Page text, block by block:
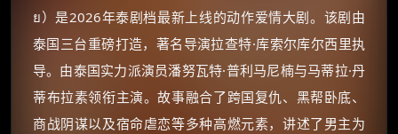
ย）是2026年泰剧档最新上线的动作爱情大剧。该剧由
泰国三台重磅打造，著名导演拉查特·库索尔库尔西里执
导。由泰国实力派演员潘努瓦特·普利马尼楠与马蒂拉·丹
蒂布拉素领衔主演。故事融合了跨国复仇、黑帮卧底、
商战阴谋以及宿命虐恋等多种高燃元素，讲述了男主为